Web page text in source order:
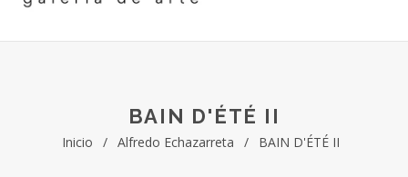
BAIN D'ÉTÉ II
Inicio / Alfredo Echazarreta / BAIN D'ÉTÉ II